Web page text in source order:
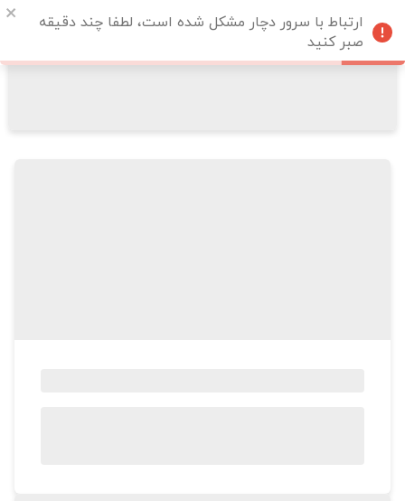
ارتباط با سرور دچار مشکل شده است، لطفا چند دقیقه
صبر کنید